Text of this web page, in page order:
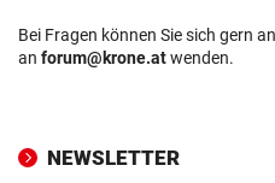
Bei Fragen können Sie sich gern
an forum@krone.atwenden.
NEWSLETTER